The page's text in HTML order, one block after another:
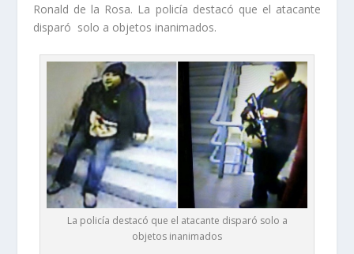
Ronald de la Rosa. La policía destacó que el atacante
disparó solo a objetos inanimados.
La policía destacó que el atacante disparó solo a
objetos inanimados